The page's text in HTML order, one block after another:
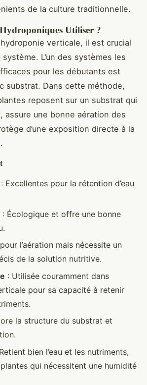
de la culture traditionnelle.
Hydroponiques Utiliser ?
verticale, il est crucial
L’un des systèmes les
pour les débutants est
substrat. Dans cette méthode,
reposent sur un substrat qui
assure une bonne aération des
d’une exposition directe à la
: Excellentes pour la rétention d’eau
: Écologique et offre une bonne
l’aération mais nécessite un
de la solution nutritive.
: Utilisée couramment dans
pour sa capacité à retenir
la structure du substrat et
bien l’eau et les nutriments,
qui nécessitent une humidité